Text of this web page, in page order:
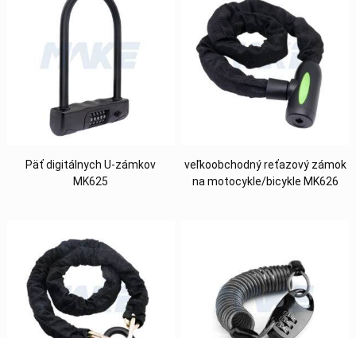
Päť digitálnych U-zámkov
MK625
veľkoobchodný reťazový zámok
na motocykle/bicykle MK626